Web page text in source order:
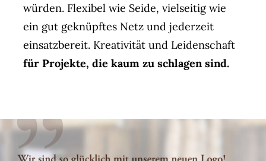
würden. Flexibel wie Seide, vielseitig wie
ein gut geknüpftes Netz und jederzeit
einsatzbereit. Kreativität und Leidenschaft
für Projekte, die kaum zu schlagen sind.